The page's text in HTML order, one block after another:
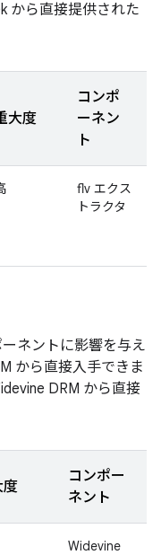
から直接提供された
大度
コンポ
ーネン
ト
flv エクス
トラクタ
ネントに影響を与え
から直接入手できま
DRM から直接
度
コンポー
ネント
Widevine